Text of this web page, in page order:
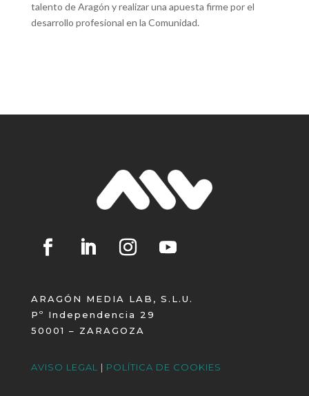
talento de Aragón y realizar una apuesta firme por el
desarrollo profesional en la Comunidad.
ARAGÓN MEDIA LAB, S.L.U.
Pº Independencia 29
50001 – ZARAGOZA
AVISO LEGAL | POLÍTICA DE COOKIES